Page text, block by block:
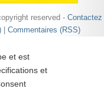
reserved - Contactez
| Commentaires (RSS)
et est
et